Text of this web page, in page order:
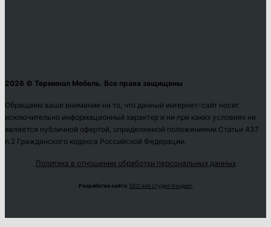
2026 © Терминал Мебель. Все права защищены
Обращаем ваше внимание на то, что данный интернет-сайт носит
исключительно информационный характер и ни при каких условиях не
является публичной офертой, определяемой положениями Статьи 437
п.2 Гражданского кодекса Российской Федерации.
Политика в отношении обработки персональных данных
Разработка сайта: SEO веб студия Хэндрег.